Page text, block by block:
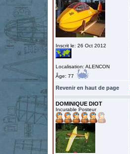
Inscrit le: 26 Oct 2012
Localisation: ALENCON
Âge: 77
Revenir en haut de page
DOMINIQUE DIOT
Incurable Posteur